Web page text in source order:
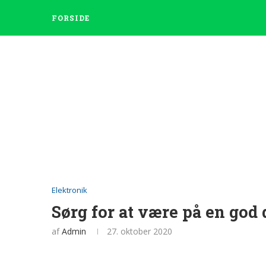
FORSIDE
Elektronik
Sørg for at være på en
afAdmin 27. oktober 2020